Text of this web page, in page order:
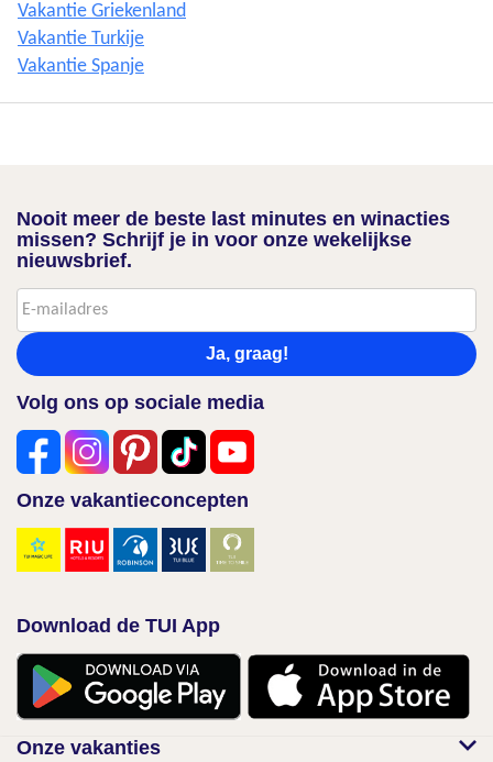
Vakantie Griekenland
Vakantie Turkije
Vakantie Spanje
Nooit meer de beste last minutes en winacties
missen? Schrijf je in voor onze wekelijkse
nieuwsbrief.
Ja, graag!
Volg ons op sociale media
Onze vakantieconcepten
Download de TUI App
Onze vakanties